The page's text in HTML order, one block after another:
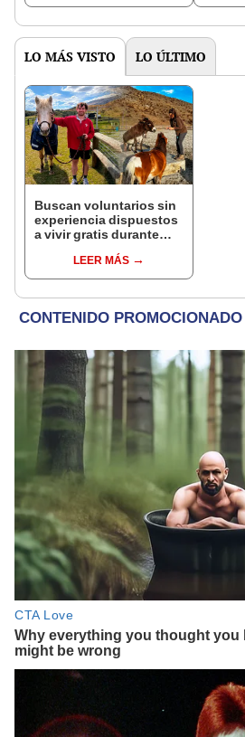
por esta razón
LO MÁS VISTO LO ÚLTIMO
Buscan voluntarios sin
experiencia dispuestos
a vivir gratis durante
cuidar caballos, burros
y otros animales
LEER MÁS